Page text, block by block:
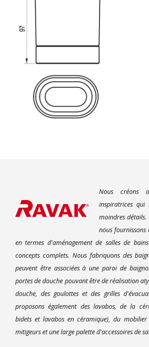
Nous créons
inspiratrices qui
moindres détails.
nous fournissons
en termes d'aménagement de salles de
concepts complets. Nous fabriquons des
peuvent être associées à une paroi de
portes de douche pouvant être de réalisation
douche, des goulottes et des grilles
proposons également des lavabos, de la
bidets et lavabos en céramique), du
mitigeurs et une large palette d'accessoires de